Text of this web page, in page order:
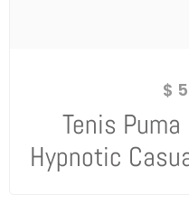
$
Tenis
Hypnotic